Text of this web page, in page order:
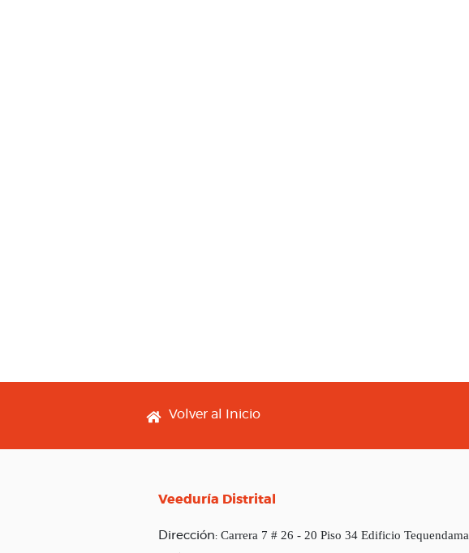
Footer menu
Volver al Inicio
Veeduría Distrital
Dirección: Carrera 7 # 26 - 20 Piso 34 Edificio Tequendama